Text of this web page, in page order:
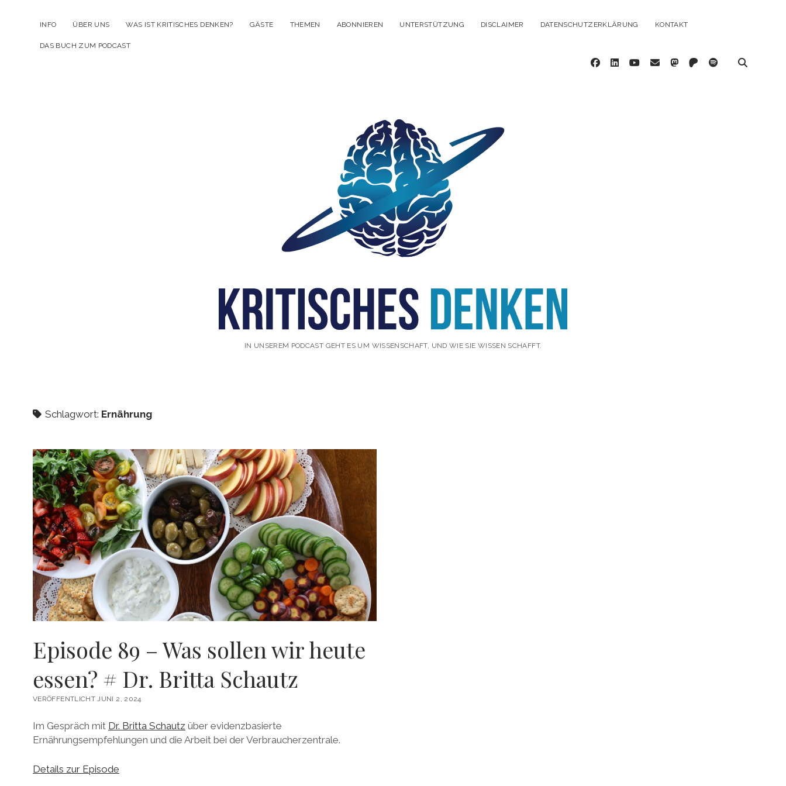
INFO ÜBER UNS WAS IST KRITISCHES DENKEN? GÄSTE THEMEN ABONNIEREN UNTERSTÜTZUNG DISCLAIMER DATENSCHUTZERKLÄRUNG KONTAKT
DAS BUCH ZUM PODCAST
facebook
linkedinyoutube
emailmastodon
patreonspotify
Kritisches
Denken
Podcast
IN UNSEREM PODCAST GEHT ES UM WISSENSCHAFT, UND WIE SIE WISSEN SCHAFFT.
Schlagwort: Ernährung
Episode 89 – Was sollen wir heute
essen? # Dr. Britta Schautz
VERÖFFENTLICHT JUNI 2, 2024
Im Gespräch mit Dr. Britta Schautz über evidenzbasierte
Ernährungsempfehlungen und die Arbeit bei der Verbraucherzentrale.
Details zur Episode